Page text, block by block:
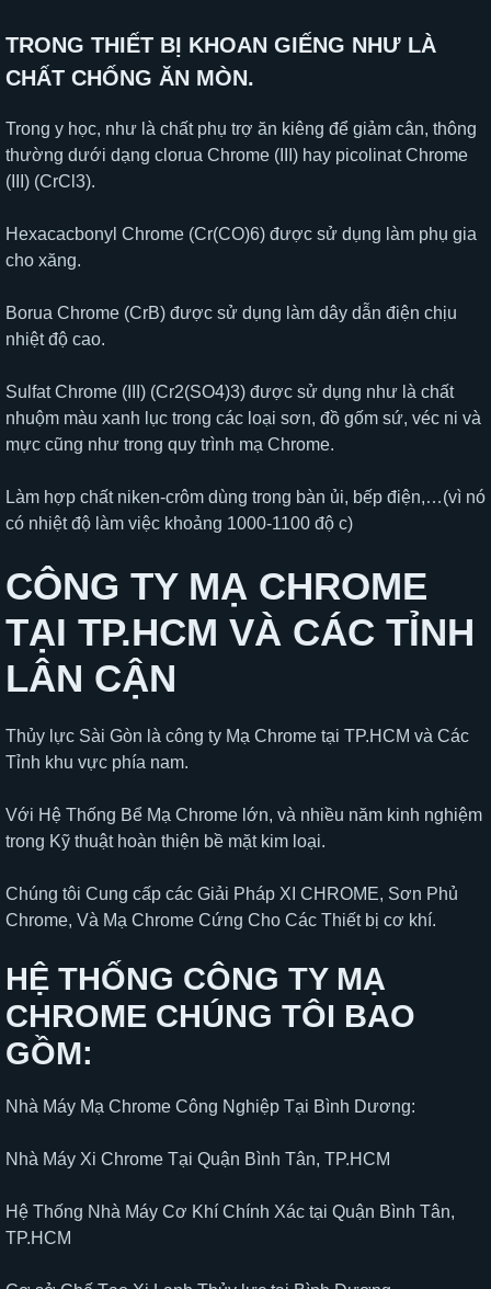
TRONG THIẾT BỊ KHOAN GIẾNG NHƯ LÀ
CHẤT CHỐNG ĂN MÒN.
Trong y học, như là chất phụ trợ ăn kiêng để giảm cân, thông
thường dưới dạng clorua Chrome (III) hay picolinat Chrome
(III) (CrCl3).
Hexacacbonyl Chrome (Cr(CO)6) được sử dụng làm phụ gia
cho xăng.
Borua Chrome (CrB) được sử dụng làm dây dẫn điện chịu
nhiệt độ cao.
Sulfat Chrome (III) (Cr2(SO4)3) được sử dụng như là chất
nhuộm màu xanh lục trong các loại sơn, đồ gốm sứ, véc ni và
mực cũng như trong quy trình mạ Chrome.
Làm hợp chất niken-crôm dùng trong bàn ủi, bếp điện,…(vì nó
có nhiệt độ làm việc khoảng 1000-1100 độ c)
CÔNG TY MẠ CHROME
TẠI TP.HCM VÀ CÁC TỈNH
LÂN CẬN
Thủy lực Sài Gòn là công ty Mạ Chrome tại TP.HCM và Các
Tỉnh khu vực phía nam.
Với Hệ Thống Bể Mạ Chrome lớn, và nhiều năm kinh nghiệm
trong Kỹ thuật hoàn thiện bề mặt kim loại.
Chúng tôi Cung cấp các Giải Pháp XI CHROME, Sơn Phủ
Chrome, Và Mạ Chrome Cứng Cho Các Thiết bị cơ khí.
HỆ THỐNG CÔNG TY MẠ
CHROME CHÚNG TÔI BAO
GỒM:
Nhà Máy Mạ Chrome Công Nghiệp Tại Bình Dương:
Nhà Máy Xi Chrome Tại Quận Bình Tân, TP.HCM
Hệ Thống Nhà Máy Cơ Khí Chính Xác tại Quận Bình Tân,
TP.HCM